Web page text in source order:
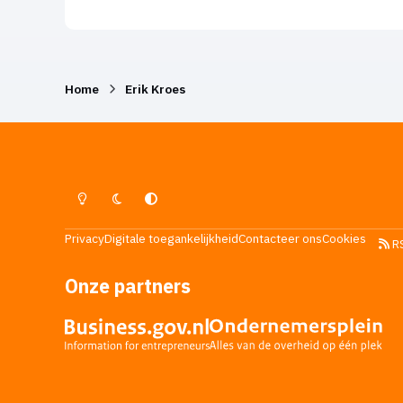
Home Erik Kroes
Lichte ModusDonkere ModusSysteemvoorkeur
PrivacyDigitale toegankelijkheidContacteer onsCookies
Onze partners